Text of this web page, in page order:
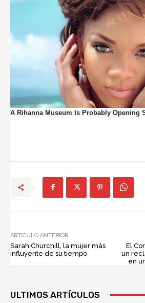
ARTÍCULO ANTERIOR
Sarah Churchill, la mujer más
influyente de su tiempo
El
un
en
ULTIMOS ARTÍCULOS